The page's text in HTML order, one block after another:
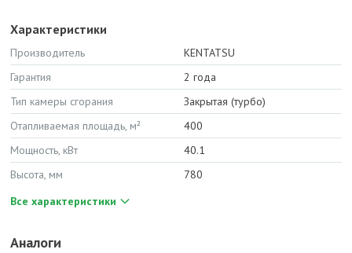
Характеристики
Производитель
KENTATSU
Гарантия
2 года
Тип камеры сгорания
Закрытая (турбо)
Отапливаемая площадь, м²
400
Мощность, кВт
40.1
Высота, мм
780
Все характеристики
Аналоги